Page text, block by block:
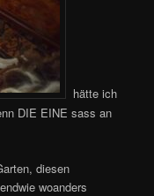
hätte ich
DIE EINE sass an
diesen
woanders